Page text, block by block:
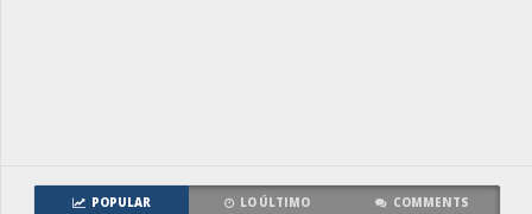
POPULAR LO ÚLTIMO COMMENTS